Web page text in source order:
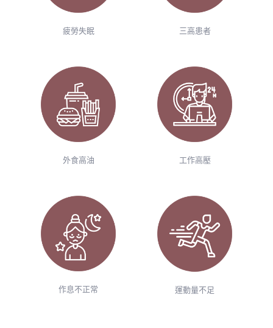
疲勞失眠 三高患者
外食高油 工作高壓
作息不正常 運動量不足